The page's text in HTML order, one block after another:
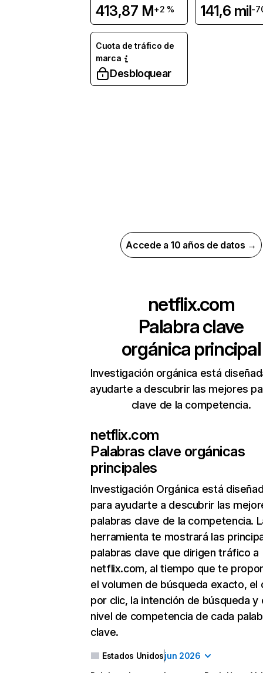
413,87 M+2 % 141,6 mil-
Cuota de tráfico de
marca
Desbloquear
Accede a 10 años de datos →
netflix.com
Palabra clave
orgánica principal
Investigación orgánica está
ayudarte a descubrir las mejores
clave de la competencia.
netflix.com
Palabras clave orgánicas
principales
Investigación Orgánica está
para ayudarte a descubrir las
palabras clave de la competencia.
herramienta te mostrará las
palabras clave que dirigen tráfico a
netflix.com, al tiempo que te
el volumen de búsqueda exacto, el
por clic, la intención de búsqueda y
nivel de competencia de cada
clave.
Estados Unidosjun 2026